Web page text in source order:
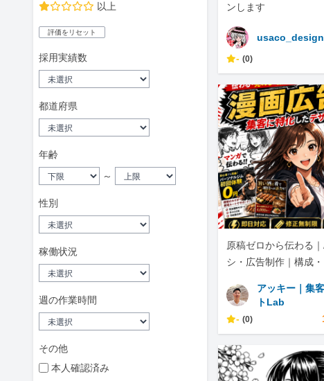
以上
評価をリセット
採用実績数
都道府県
年齢
～
性別
稼働状況
週の作業時間
その他
本人確認済み
ンします
usaco_design
- (0)
原稿ゼロから伝わる
シ・広告制作｜構成・
アッキー｜集
トLab
- (0)